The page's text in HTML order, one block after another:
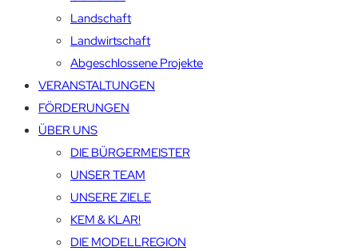
Landschaft
Landwirtschaft
Abgeschlossene Projekte
VERANSTALTUNGEN
FÖRDERUNGEN
ÜBER UNS
DIE BÜRGERMEISTER
UNSER TEAM
UNSERE ZIELE
KEM & KLAR!
DIE MODELLREGION